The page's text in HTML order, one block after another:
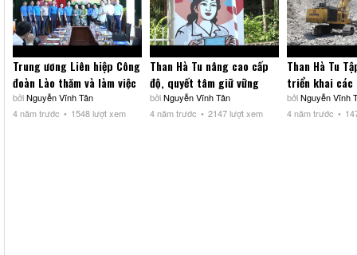
Trung ương Liên hiệp Công
đoàn Lào thăm và làm việc
với Công đoàn TKV
bởiNguyễn Vĩnh Tân
4 năm trước
1548 lượt xem
Than Hà Tu nâng cao cấp
độ, quyết tâm giữ vững
thành quả phòng, chống
dịch
bởiNguyễn Vĩnh Tân
4 năm trước
2147 lượt xem
Than Hà Tu
triển khai các
trường trọng
bởiNguyễn Vĩnh
4 năm trước